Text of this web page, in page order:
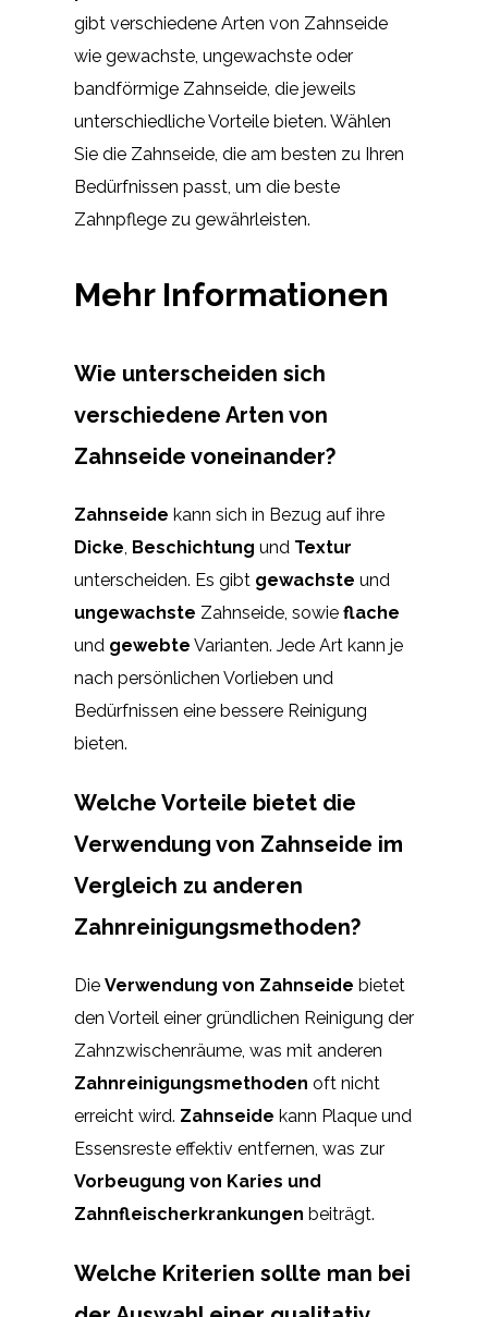
gibt verschiedene Arten von Zahnseide
wie gewachste, ungewachste oder
bandförmige Zahnseide, die jeweils
unterschiedliche Vorteile bieten. Wählen
Sie die Zahnseide, die am besten zu Ihren
Bedürfnissen passt, um die beste
Zahnpflege zu gewährleisten.
Mehr Informationen
Wie unterscheiden sich
verschiedene Arten von
Zahnseide voneinander?
Zahnseide kann sich in Bezug auf ihre
Dicke, Beschichtung und Textur
unterscheiden. Es gibt gewachste und
ungewachste Zahnseide, sowie flache
und gewebte Varianten. Jede Art kann je
nach persönlichen Vorlieben und
Bedürfnissen eine bessere Reinigung
bieten.
Welche Vorteile bietet die
Verwendung von Zahnseide im
Vergleich zu anderen
Zahnreinigungsmethoden?
Die Verwendung von Zahnseide bietet
den Vorteil einer gründlichen Reinigung der
Zahnzwischenräume, was mit anderen
Zahnreinigungsmethoden oft nicht
erreicht wird. Zahnseide kann Plaque und
Essensreste effektiv entfernen, was zur
Vorbeugung von Karies und
Zahnfleischerkrankungen beiträgt.
Welche Kriterien sollte man bei